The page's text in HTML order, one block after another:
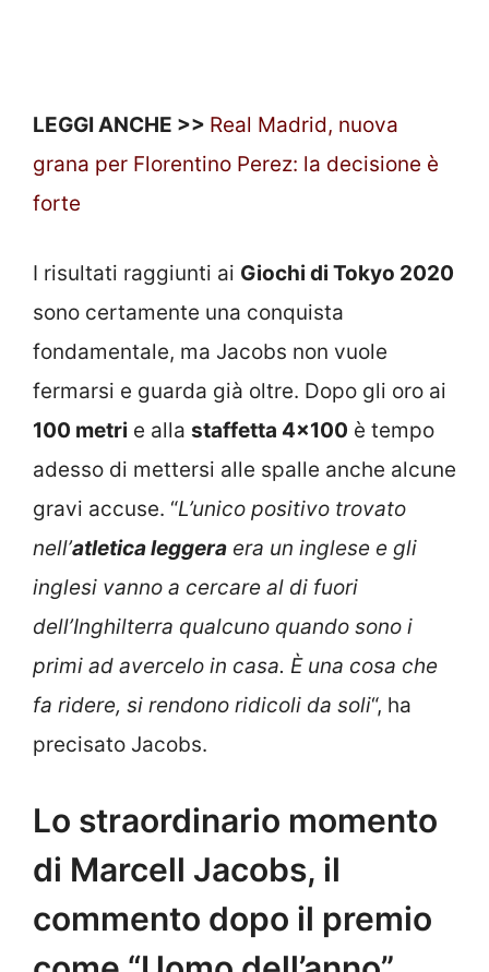
LEGGI ANCHE >> Real Madrid, nuova
grana per Florentino Perez: la decisione è
forte
I risultati raggiunti ai Giochi di Tokyo 2020
sono certamente una conquista
fondamentale, ma Jacobs non vuole
fermarsi e guarda già oltre. Dopo gli oro ai
100 metri e alla staffetta 4×100 è tempo
adesso di mettersi alle spalle anche alcune
gravi accuse. “L’unico positivo trovato
nell’atletica leggera era un inglese e gli
inglesi vanno a cercare al di fuori
dell’Inghilterra qualcuno quando sono i
primi ad avercelo in casa. È una cosa che
fa ridere, si rendono ridicoli da soli“, ha
precisato Jacobs.
Lo straordinario momento
di Marcell Jacobs, il
commento dopo il premio